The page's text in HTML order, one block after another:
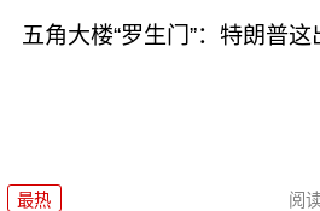
五角大楼“罗生门”：特朗普
最热 阅